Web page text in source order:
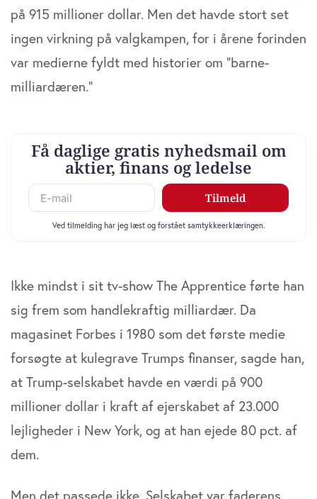
på 915 millioner dollar. Men det havde stort set
ingen virkning på valgkampen, for i årene forinden
var medierne fyldt med historier om ”barne-
milliardæren.”
Ikke mindst i sit tv-show The Apprentice førte han
sig frem som handlekraftig milliardær. Da
magasinet Forbes i 1980 som det første medie
forsøgte at kulegrave Trumps finanser, sagde han,
at Trump-selskabet havde en værdi på 900
millioner dollar i kraft af ejerskabet af 23.000
lejligheder i New York, og at han ejede 80 pct. af
dem.
Men det passede ikke. Selskabet var faderens.